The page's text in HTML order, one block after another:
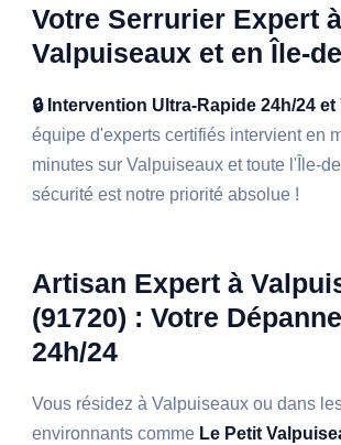
Votre Serrurier Expert à
Valpuiseaux et en Île-
🔒 Intervention Ultra-Rapide 24h/24 et
équipe d'experts certifiés intervient en
minutes sur Valpuiseaux et toute l'Île-
sécurité est notre priorité absolue !
Artisan Expert à
(91720) : Votre
24h/24
Vous résidez à Valpuiseaux ou dans
environnants comme Le Petit